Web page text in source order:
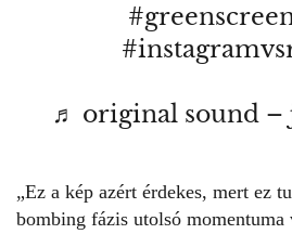
♬ original sound –
„Ez a kép azért érdekes, mert ez
bombing fázis utolsó momentuma